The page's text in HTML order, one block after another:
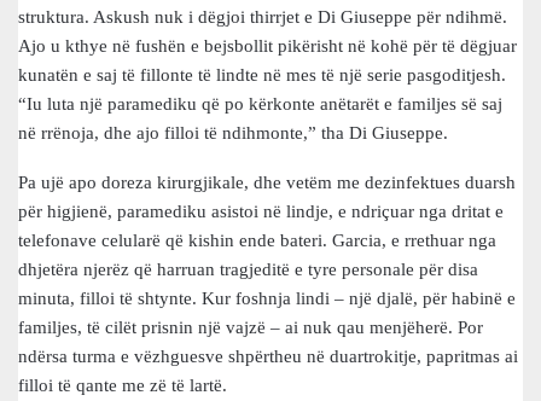
struktura. Askush nuk i dëgjoi thirrjet e Di Giuseppe për ndihmë.
Ajo u kthye në fushën e bejsbollit pikërisht në kohë për të dëgjuar
kunatën e saj të fillonte të lindte në mes të një serie pasgoditjesh.
“Iu luta një paramediku që po kërkonte anëtarët e familjes së saj
në rrënoja, dhe ajo filloi të ndihmonte,” tha Di Giuseppe.
Pa ujë apo doreza kirurgjikale, dhe vetëm me dezinfektues duarsh
për higjienë, paramediku asistoi në lindje, e ndriçuar nga dritat e
telefonave celularë që kishin ende bateri. Garcia, e rrethuar nga
dhjetëra njerëz që harruan tragjeditë e tyre personale për disa
minuta, filloi të shtynte. Kur foshnja lindi – një djalë, për habinë e
familjes, të cilët prisnin një vajzë – ai nuk qau menjëherë. Por
ndërsa turma e vëzhguesve shpërtheu në duartrokitje, papritmas ai
filloi të qante me zë të lartë.